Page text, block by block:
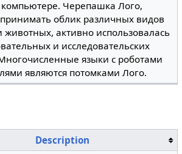
Черепашка Лого,
облик различных видов
животных, активно использовалась
и исследовательских
языки с роботами
являются потомками Лого.
Description